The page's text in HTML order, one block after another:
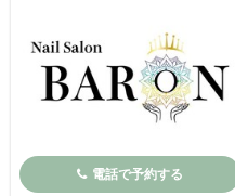
電話で予約する